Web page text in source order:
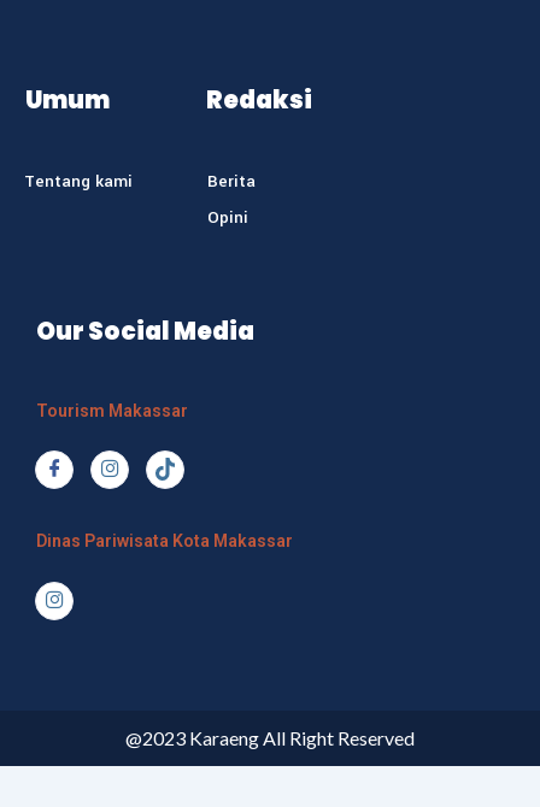
Tentang kami
Umum Redaksi
Berita
Opini
Our Social Media
Tourism Makassar
Dinas Pariwisata Kota Makassar
@2023 Karaeng All Right Reserved